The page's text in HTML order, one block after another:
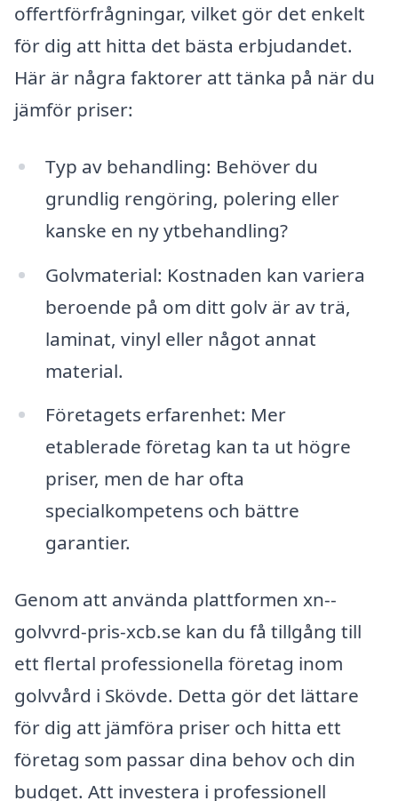
offertförfrågningar, vilket gör det enkelt
för dig att hitta det bästa erbjudandet.
Här är några faktorer att tänka på när du
jämför priser:
Typ av behandling: Behöver du
grundlig rengöring, polering eller
kanske en ny ytbehandling?
Golvmaterial: Kostnaden kan variera
beroende på om ditt golv är av trä,
laminat, vinyl eller något annat
material.
Företagets erfarenhet: Mer
etablerade företag kan ta ut högre
priser, men de har ofta
specialkompetens och bättre
garantier.
Genom att använda plattformen xn--
golvvrd-pris-xcb.se kan du få tillgång till
ett flertal professionella företag inom
golvvård i Skövde. Detta gör det lättare
för dig att jämföra priser och hitta ett
företag som passar dina behov och din
budget. Att investera i professionell